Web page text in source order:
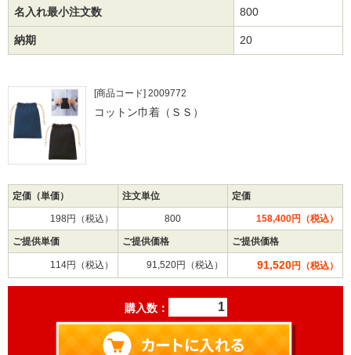
名入れ最小注文数 800
納期 20
[商品コード] 2009772
コットン巾着（ＳＳ）
定価（単価） 注文単位 定価
198円（税込） 800 158,400円（税込）
ご提供単価 ご提供価格 ご提供価格
114円（税込） 91,520円（税込） 91,520円（税込）
購入数：